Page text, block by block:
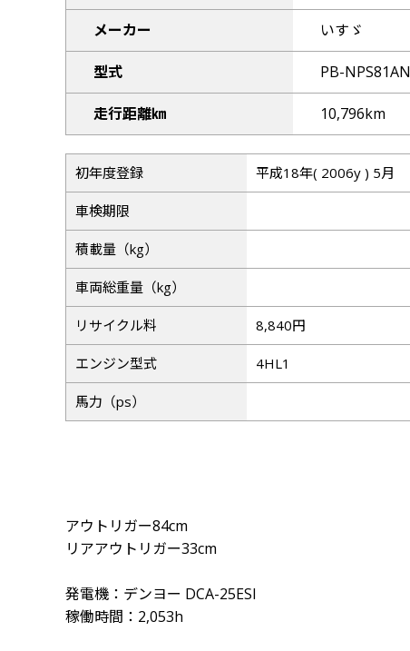
メーカー いすゞ
型式 PB-NPS81AN
走行距離㎞ 10,796km
初年度登録 平成18年( 2006y ) 5月
車検期限
積載量（kg）
車両総重量（kg）
リサイクル料 8,840円
エンジン型式 4HL1
馬力（ps）
アウトリガー84cm
リアアウトリガー33cm
発電機：デンヨー DCA-25ESI
稼働時間：2,053h